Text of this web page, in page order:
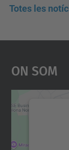
Totes les
On Som